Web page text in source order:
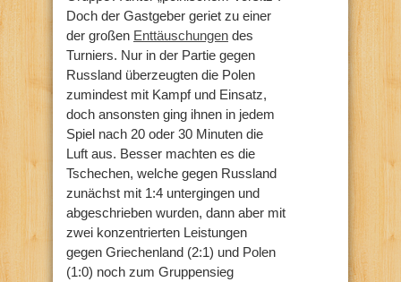
Doch der Gastgeber geriet zu einer
der großen Enttäuschungen des
Turniers. Nur in der Partie gegen
Russland überzeugten die Polen
zumindest mit Kampf und Einsatz,
doch ansonsten ging ihnen in jedem
Spiel nach 20 oder 30 Minuten die
Luft aus. Besser machten es die
Tschechen, welche gegen Russland
zunächst mit 1:4 untergingen und
abgeschrieben wurden, dann aber mit
zwei konzentrierten Leistungen
gegen Griechenland (2:1) und Polen
(1:0) noch zum Gruppensieg